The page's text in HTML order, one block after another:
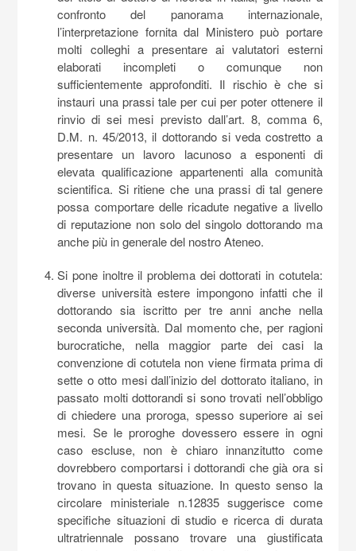
confronto del panorama internazionale,
l’interpretazione fornita dal Ministero può portare
molti colleghi a presentare ai valutatori esterni
elaborati incompleti o comunque non
sufficientemente approfonditi. Il rischio è che si
instauri una prassi tale per cui per poter ottenere il
rinvio di sei mesi previsto dall’art. 8, comma 6,
D.M. n. 45/2013, il dottorando si veda costretto a
presentare un lavoro lacunoso a esponenti di
elevata qualificazione appartenenti alla comunità
scientifica. Si ritiene che una prassi di tal genere
possa comportare delle ricadute negative a livello
di reputazione non solo del singolo dottorando ma
anche più in generale del nostro Ateneo.
Si pone inoltre il problema dei dottorati in cotutela:
diverse università estere impongono infatti che il
dottorando sia iscritto per tre anni anche nella
seconda università. Dal momento che, per ragioni
burocratiche, nella maggior parte dei casi la
convenzione di cotutela non viene firmata prima di
sette o otto mesi dall’inizio del dottorato italiano, in
passato molti dottorandi si sono trovati nell’obbligo
di chiedere una proroga, spesso superiore ai sei
mesi. Se le proroghe dovessero essere in ogni
caso escluse, non è chiaro innanzitutto come
dovrebbero comportarsi i dottorandi che già ora si
trovano in questa situazione. In questo senso la
circolare ministeriale n.12835 suggerisce come
specifiche situazioni di studio e ricerca di durata
ultratriennale possano trovare una giustificata